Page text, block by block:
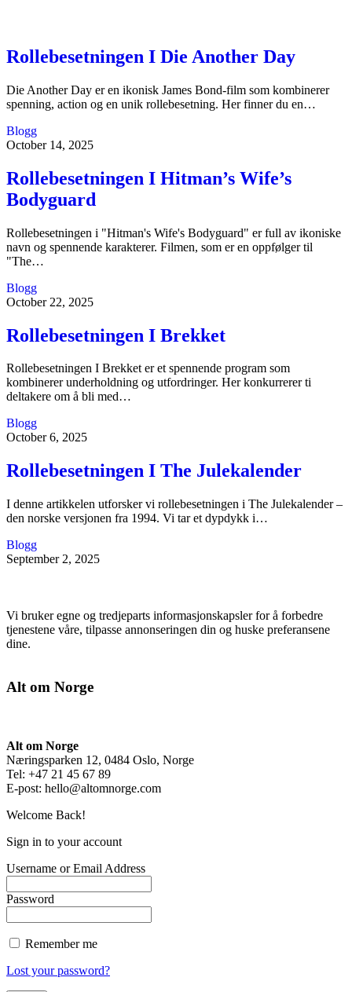
Rollebesetningen I Die Another Day
Die Another Day er en ikonisk James Bond-film som kombinerer
spenning, action og en unik rollebesetning. Her finner du en…
Blogg
October 14, 2025
Rollebesetningen I Hitman’s Wife’s
Bodyguard
Rollebesetningen i "Hitman's Wife's Bodyguard" er full av ikoniske
navn og spennende karakterer. Filmen, som er en oppfølger til
"The…
Blogg
October 22, 2025
Rollebesetningen I Brekket
Rollebesetningen I Brekket er et spennende program som
kombinerer underholdning og utfordringer. Her konkurrerer ti
deltakere om å bli med…
Blogg
October 6, 2025
Rollebesetningen I The Julekalender
I denne artikkelen utforsker vi rollebesetningen i The Julekalender –
den norske versjonen fra 1994. Vi tar et dypdykk i…
Blogg
September 2, 2025
Vi bruker egne og tredjeparts informasjonskapsler for å forbedre
tjenestene våre, tilpasse annonseringen din og huske preferansene
dine.
Alt om Norge
Alt om Norge
Næringsparken 12, 0484 Oslo, Norge
Tel: +47 21 45 67 89
E-post: hello@altomnorge.com
Welcome Back!
Sign in to your account
Username or Email Address
Password
Remember me
Lost your password?